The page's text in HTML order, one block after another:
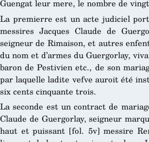
Guengat leur mere, le nombre de
La premierre est un acte judiciel
messires Jacques Claude de
seigneur de Rimaison, et autres
du nom et d’armes du Guergorlay,
baron de Pestivien etc., de son
par laquelle ladite vefve auroit été
six cents cinquante trois.
La seconde est un contract de
Claude de Guergorlay, seigneur
haut et puissant [fol. 5v] messire